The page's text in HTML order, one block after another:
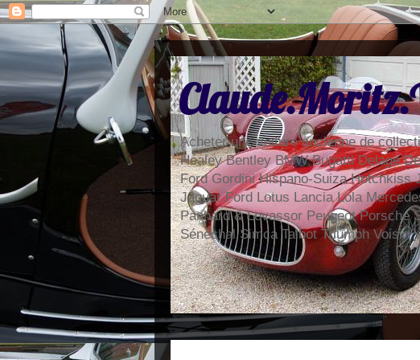
Acheter une voiture ancienne de
Healey Bentley BMW Bugatti Delage
Ford Gordini Hispano-Suiza Hotchkiss
Jaguar Ford Lotus Lancia Lola
Panhard & Levassor Peugeot Porsche
Sénéchal Simca Talbot Triumph Voisin